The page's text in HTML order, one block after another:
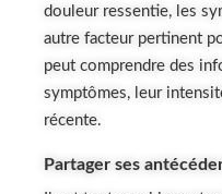
douleur ressentie, les
autre facteur pertinent
peut comprendre des
symptômes, leur
récente.
Partager ses